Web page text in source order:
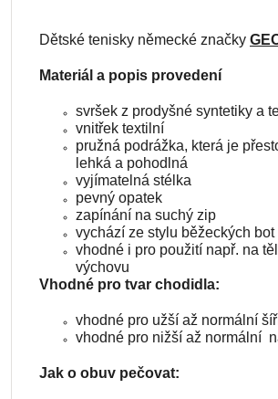
Dětské tenisky německé značky
Materiál a popis provedení
svršek z prodyšné syntetiky a
vnitřek textilní
pružná podrážka, která je
lehká a pohodlná
vyjímatelná stélka
pevný opatek
zapínání na suchý zip
vychází ze stylu běžeckých bot
vhodné i pro použití např. na
výchovu
Vhodné pro tvar chodidla:
vhodné pro užší až normální
vhodné pro nižší až normální
Jak o obuv pečovat: